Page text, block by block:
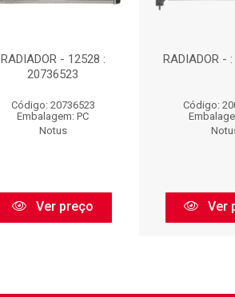
RADIADOR - 12528 :
20736523
Código: 20736523
Embalagem: PC
Notus
Ver preço
RADIADOR -
Código:
Ver